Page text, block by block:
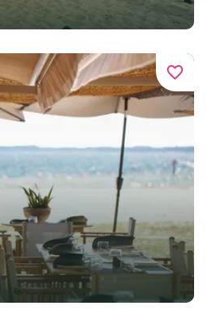
favorite_border